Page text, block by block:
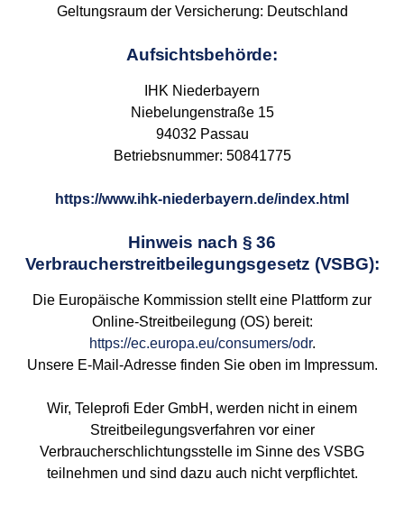
Geltungsraum der Versicherung: Deutschland
Aufsichtsbehörde:
IHK Niederbayern
Niebelungenstraße 15
94032 Passau
Betriebsnummer: 50841775
https://www.ihk-niederbayern.de/index.html
Hinweis nach § 36
Verbraucherstreitbeilegungsgesetz (VSBG):
Die Europäische Kommission stellt eine Plattform zur
Online-Streitbeilegung (OS) bereit:
https://ec.europa.eu/consumers/odr.
Unsere E-Mail-Adresse finden Sie oben im Impressum.
Wir, Teleprofi Eder GmbH, werden nicht in einem
Streitbeilegungsverfahren vor einer
Verbraucherschlichtungsstelle im Sinne des VSBG
teilnehmen und sind dazu auch nicht verpflichtet.